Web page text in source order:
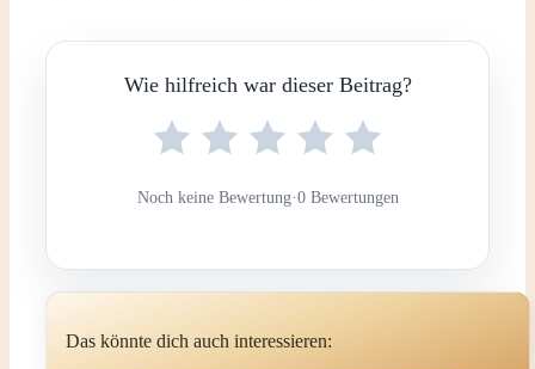
Wie hilfreich war dieser Beitrag?
Noch keine Bewertung·0 Bewertungen
Das könnte dich auch interessieren: